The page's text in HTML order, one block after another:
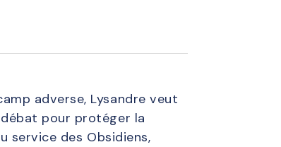
adverse, Lysandre veut
pour protéger la
service des Obsidiens,